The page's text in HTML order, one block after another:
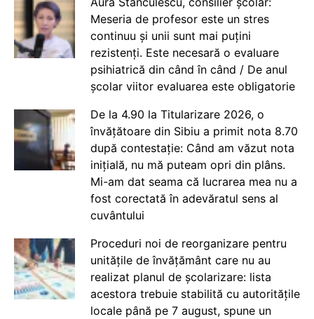
Meseria de profesor este un stres
continuu și unii sunt mai puțini
rezistenți. Este necesară o evaluare
psihiatrică din când în când / De anul
școlar viitor evaluarea este obligatorie
De la 4.90 la Titularizare 2026, o
învățătoare din Sibiu a primit nota 8.70
după contestație: Când am văzut nota
inițială, nu mă puteam opri din plâns.
Mi-am dat seama că lucrarea mea nu a
fost corectată în adevăratul sens al
cuvântului
Proceduri noi de reorganizare pentru
unitățile de învățământ care nu au
realizat planul de școlarizare: lista
acestora trebuie stabilită cu autoritățile
locale până pe 7 august, spune un